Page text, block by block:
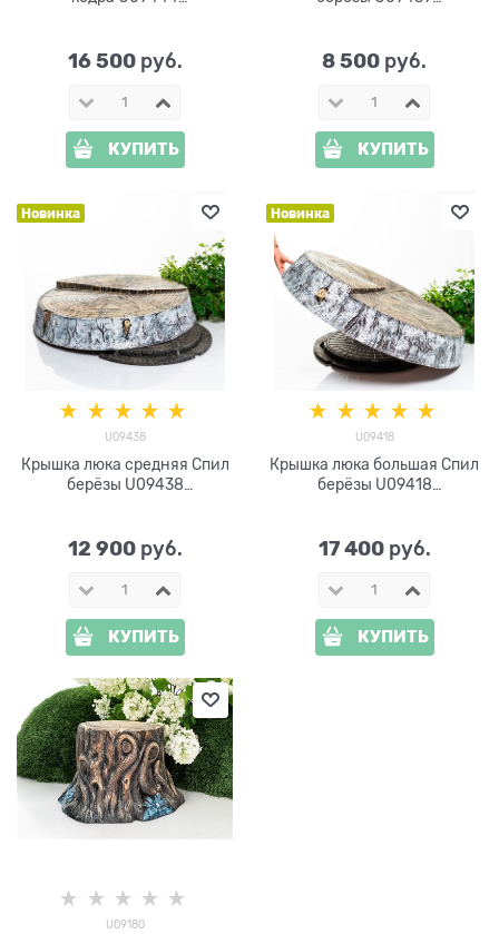
16 500 руб.
КУПИТЬ
8 500 руб.
КУПИТЬ
Новинка
U09438
Крышка люка средняя Спил
берёзы U09438
12 900 руб.
КУПИТЬ
Новинка
U09418
Крышка люка большая Спил
берёзы U09418
17 400 руб.
КУПИТЬ
U09180